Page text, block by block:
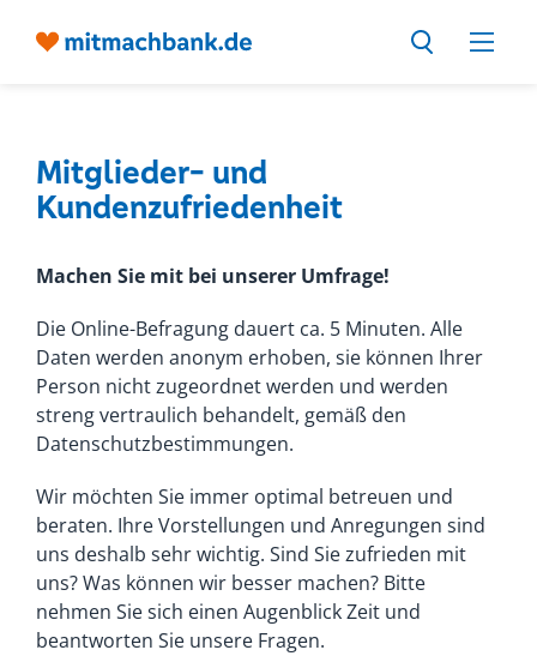
Mitglieder- und
Kundenzufriedenheit
Machen Sie mit bei unserer Umfrage!
Die Online-Befragung dauert ca. 5 Minuten. Alle
Daten werden anonym erhoben, sie können Ihrer
Person nicht zugeordnet werden und werden
streng vertraulich behandelt, gemäß den
Datenschutzbestimmungen.
Wir möchten Sie immer optimal betreuen und
beraten. Ihre Vorstellungen und Anregungen sind
uns deshalb sehr wichtig. Sind Sie zufrieden mit
uns? Was können wir besser machen? Bitte
nehmen Sie sich einen Augenblick Zeit und
beantworten Sie unsere Fragen.